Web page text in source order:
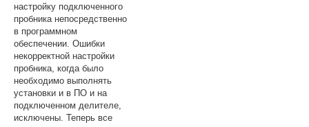
настройку подключенного
пробника непосредственно
в программном
обеспечении. Ошибки
некорректной настройки
пробника, когда было
необходимо выполнять
установки и в ПО и на
подключенном делителе,
исключены. Теперь все